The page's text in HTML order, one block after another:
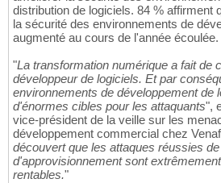
distribution de logiciels. 84 % affirment
la sécurité des environnements de
augmenté au cours de l'année écoulée.
"La transformation numérique a fait de
développeur de logiciels. Et par
environnements de développement de
d'énormes cibles pour les attaquants",
vice-président de la veille sur les
développement commercial chez
découvert que les attaques réussies
d'approvisionnement sont
rentables."